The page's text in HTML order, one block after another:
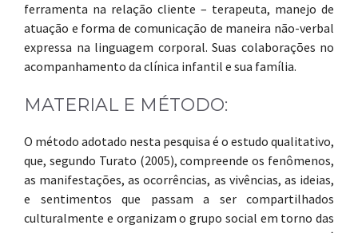
ferramenta na relação cliente – terapeuta, manejo de
atuação e forma de comunicação de maneira não-verbal
expressa na linguagem corporal. Suas colaborações no
acompanhamento da clínica infantil e sua família.
MATERIAL E MÉTODO:
O método adotado nesta pesquisa é o estudo qualitativo,
que, segundo Turato (2005), compreende os fenômenos,
as manifestações, as ocorrências, as vivências, as ideias,
e sentimentos que passam a ser compartilhados
culturalmente e organizam o grupo social em torno das